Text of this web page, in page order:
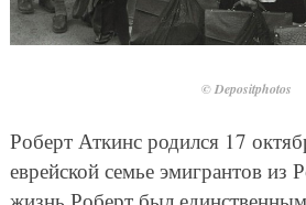
© Depositphotos
Роберт Аткинс родился 17
еврейской семье эмигрантов